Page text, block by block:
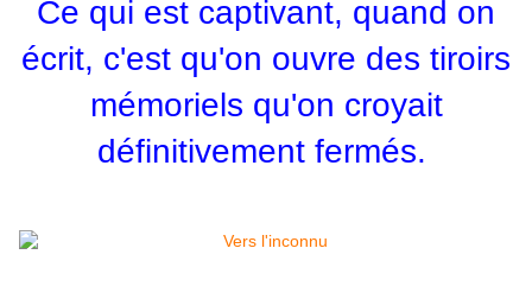
Ce qui est captivant, quand on
écrit, c'est qu'on ouvre des tiroirs
mémoriels qu'on croyait
définitivement fermés.